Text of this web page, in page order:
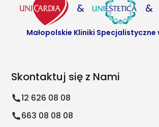
& &
Małopolskie Kliniki Specjalistyczne
Skontaktuj się z Nami
12 626 08 08
663 08 08 08